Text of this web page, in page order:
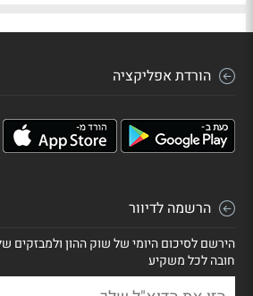
הורדת אפליקציה
הרשמה לדיוור
הירשם לסיכום היומי של שוק ההון ולמבזקים
חובה לכל משקיע